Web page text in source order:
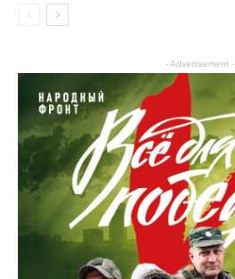
- Advertisement -